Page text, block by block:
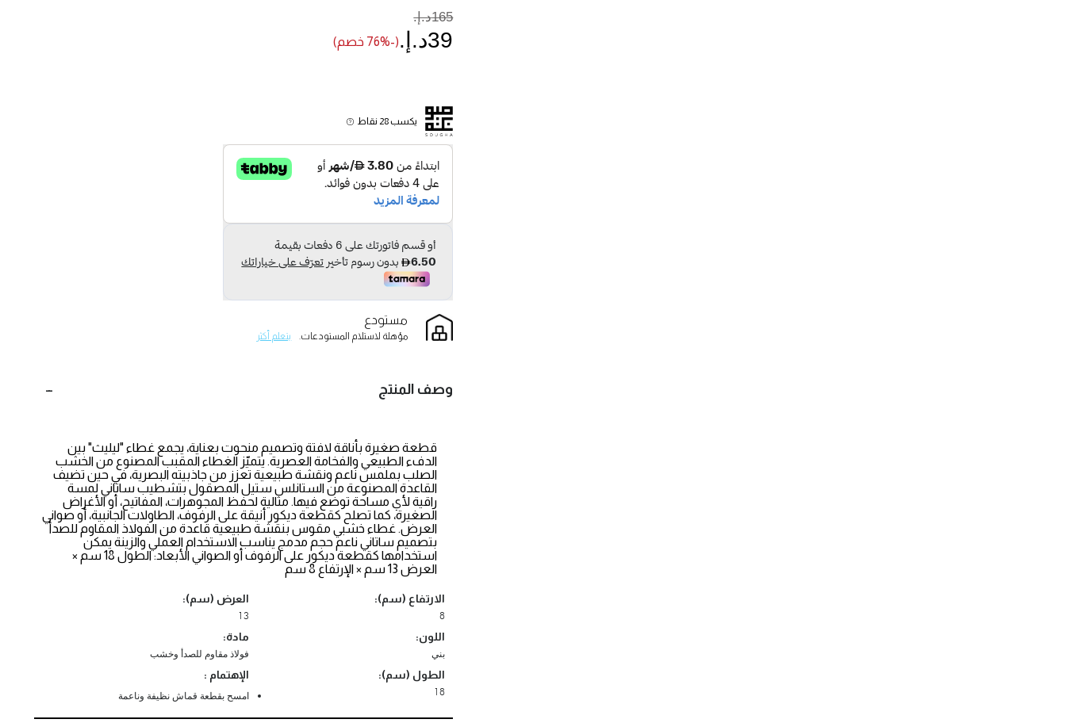
39د.إ.‏ (-76% خصم)
165د.إ.‏
يكسب 28 نقاط
مستودع
مؤهلة لاستلام المستودعات. يتعلم أكثر
وصف المنتج
قطعة صغيرة بأناقة لافتة وتصميم منحوت بعناية، يجمع غطاء "ليليث" بين
الدفء الطبيعي والفخامة العصرية. يتميّز الغطاء المقبب المصنوع من الخشب
الصلب بملمس ناعم ونقشة طبيعية تعزز من جاذبيته البصرية، في حين تضيف
القاعدة المصنوعة من الستانلس ستيل المصقول بتشطيب ساتاني لمسة
راقية لأي مساحة توضع فيها. مثالية لحفظ المجوهرات، المفاتيح، أو الأغراض
الصغيرة، كما تصلح كقطعة ديكور أنيقة على الرفوف، الطاولات الجانبية، أو صواني
العرض. غطاء خشبي مقوس بنقشة طبيعية قاعدة من الفولاذ المقاوم للصدأ
بتصميم ساتاني ناعم حجم مدمج يناسب الاستخدام العملي والزينة يمكن
استخدامها كقطعة ديكور على الرفوف أو الصواني الأبعاد: الطول 18 سم ×
العرض 13 سم × الإرتفاع 8 سم
الارتفاع (سم):
8
العرض (سم):
13
اللون:
بني
مادة:
فولاذ مقاوم للصدأ وخشب
الطول (سم):
18
الإهتمام :
امسح بقطعة قماش نظيفة وناعمة